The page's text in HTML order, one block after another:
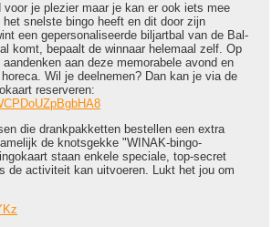
voor je plezier maar je kan er ook iets mee
het snelste bingo heeft en dit door zijn
een gepersonaliseerde biljartbal van de Bal-
komt, bepaalt de winnaar helemaal zelf. Op
aan deze memorabele avond en
Wil je deelnemen? Dan kan je via de
reserveren:
die drankpakketten bestellen een extra
de knotsgekke "WINAK-bingo-
staan enkele speciale, top-secret
de activiteit kan uitvoeren. Lukt het jou om